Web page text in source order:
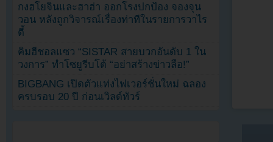
กงฮโยจินและฮาฮ่า ออกโรงปกป้อง จองจุน
วอน หลังถูกวิจารณ์เรื่องท่าทีในรายการวาไร
ตี้
คิมฮีชอลแซว “SISTAR สายบวกอันดับ 1 ใน
วงการ” ทำโซยูรีบโต้ “อย่าสร้างข่าวลือ!”
BIGBANG เปิดตัวแท่งไฟเวอร์ชั่นใหม่ ฉลอง
ครบรอบ 20 ปี ก่อนเวิลด์ทัวร์